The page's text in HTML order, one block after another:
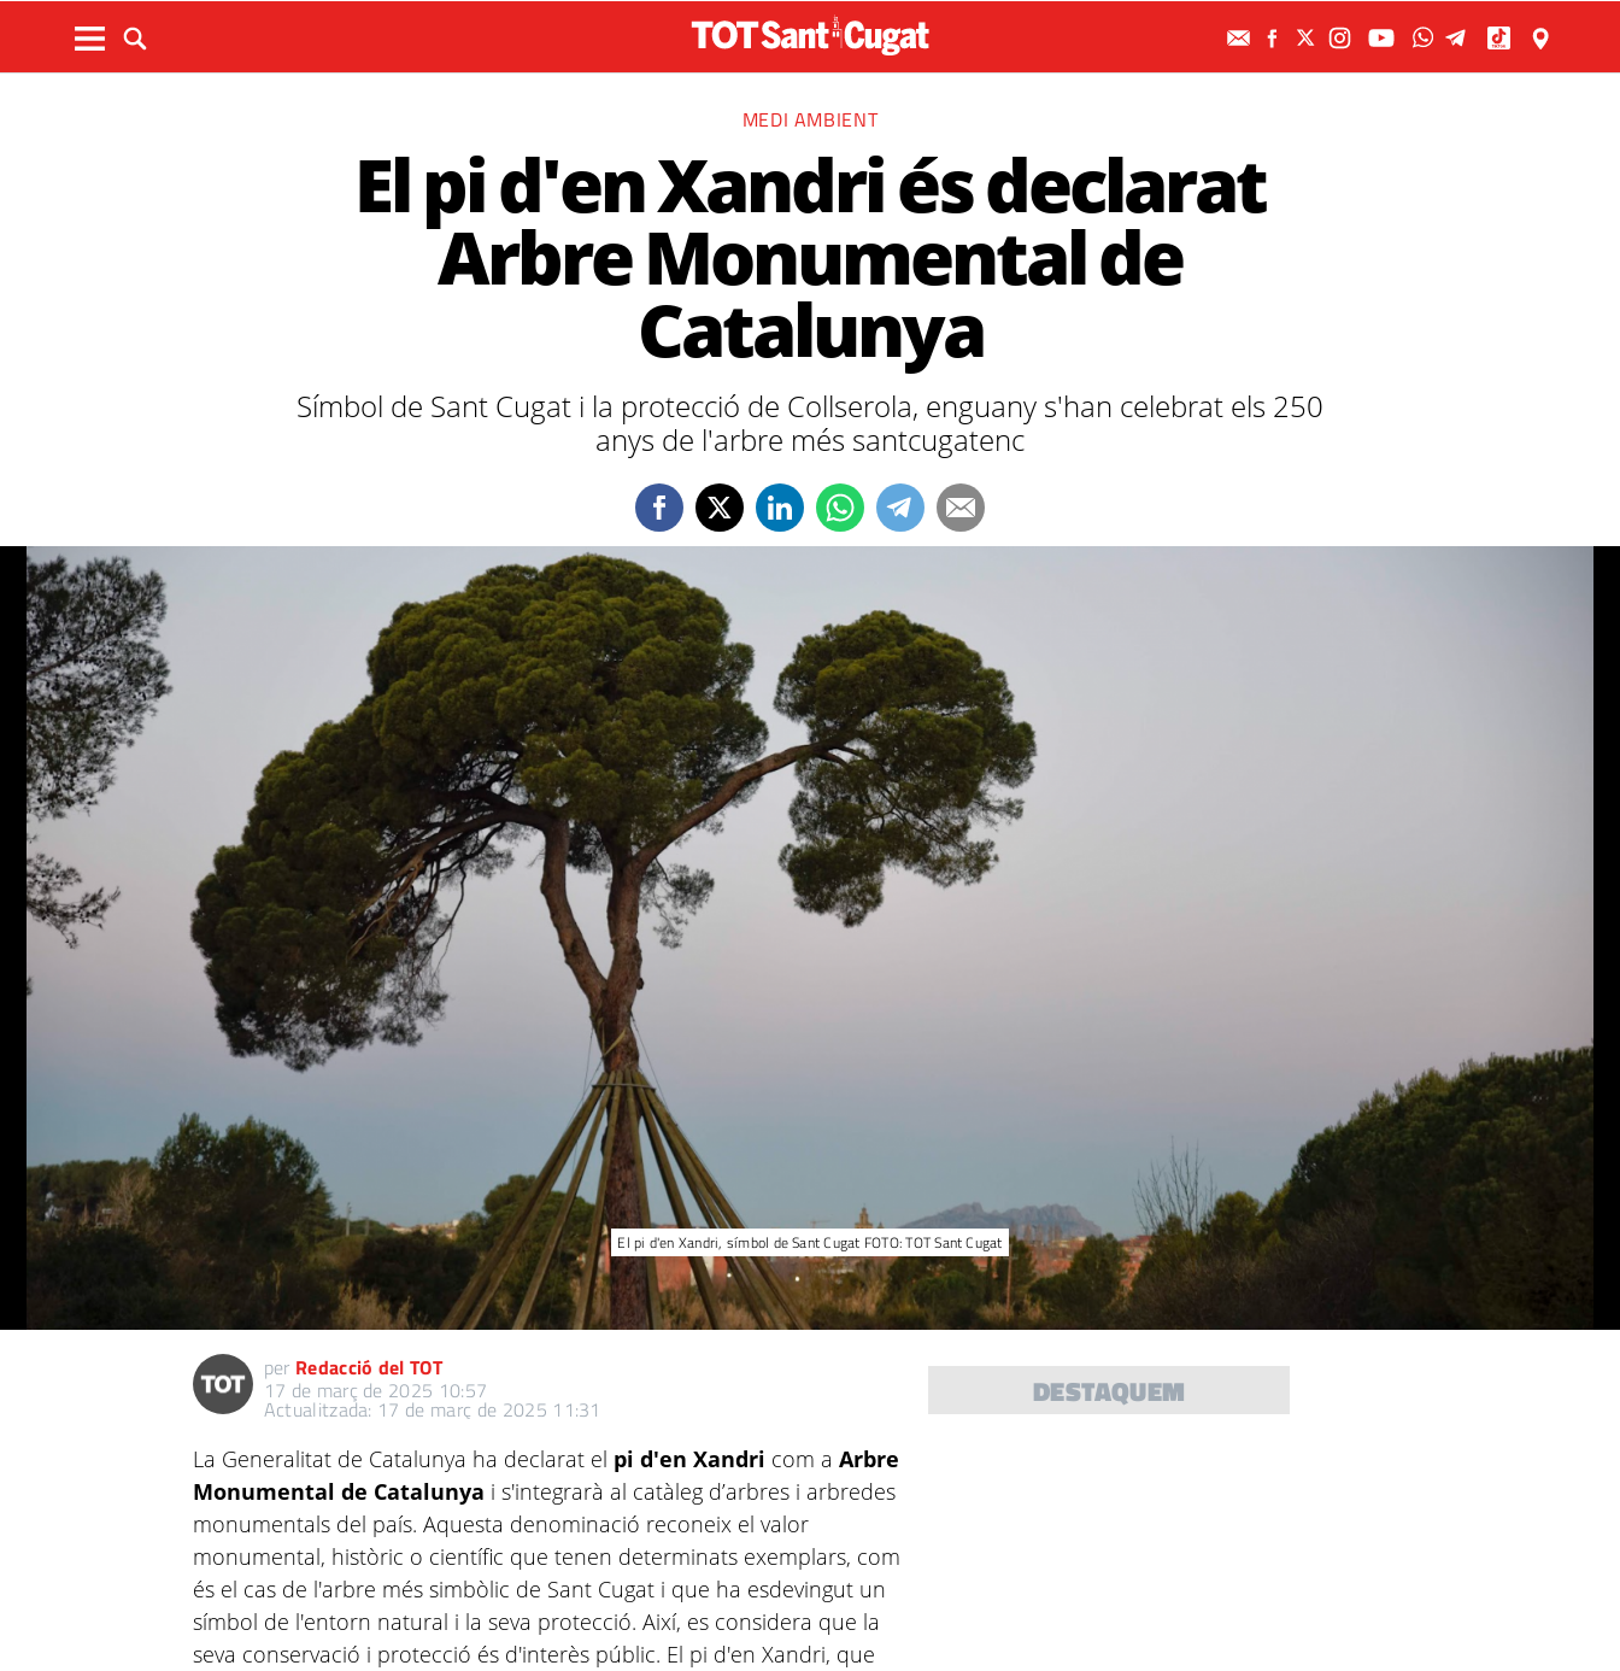
MEDI AMBIENT
El pi d'en Xandri és declarat
Arbre Monumental de
Catalunya
Símbol de Sant Cugat i la protecció de Collserola, enguany s'han celebrat els 250
anys de l'arbre més santcugatenc
El pi d'en Xandri, símbol de Sant Cugat FOTO: TOT Sant Cugat
per Redacció del TOT
17 de març de 2025 10:57
Actualitzada: 17 de març de 2025 11:31
La Generalitat de Catalunya ha declarat el pi d'en Xandri com aArbre
Monumental de Catalunya i s'integrarà al catàleg d’arbres i arbredes
monumentals del país. Aquesta denominació reconeix el valor
monumental, històric o científic que tenen determinats exemplars, com
és el cas de l'arbre més simbòlic de Sant Cugat i que ha esdevingut un
símbol de l'entorn natural i la seva protecció. Així, es considera que la
seva conservació i protecció és d'interès públic. El pi d'en Xandri, que
DESTAQUEM